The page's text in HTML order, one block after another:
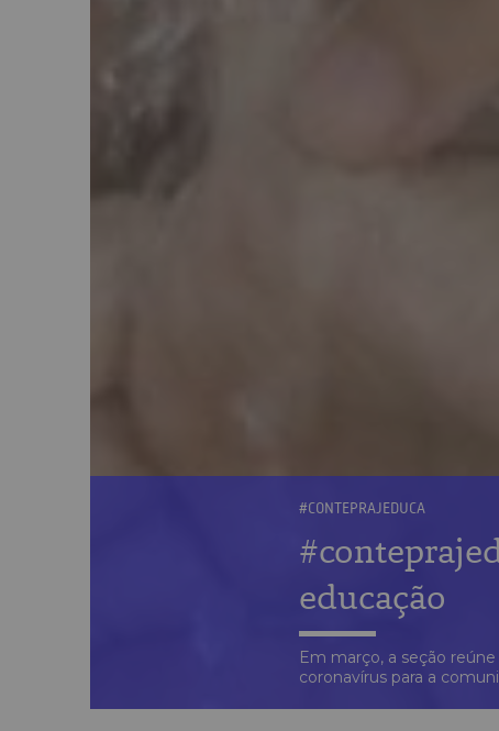
#CONTEPRAJEDUCA
educação
Em março, a seção
coronavírus para a